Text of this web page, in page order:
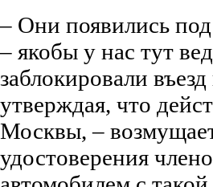
– Они появились
– якобы у нас тут
заблокировали
утверждая, что
Москвы, –
удостоверения